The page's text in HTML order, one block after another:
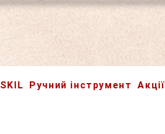
SKIL Ручний інструмент Акції